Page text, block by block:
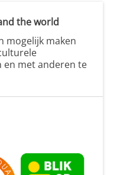
the world
mogelijk maken
met anderen te